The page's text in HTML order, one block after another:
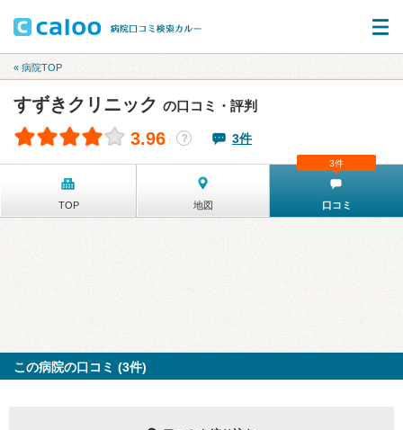
« 病院TOP
すずきクリニック の口コミ・評判
3.96 ？ 3件
TOP 地図 口コミ
3件
この病院の口コミ (3件)